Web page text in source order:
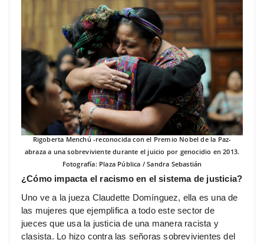
Rigoberta Menchú -reconocida con el Premio Nobel de la Paz-
abraza a una sobreviviente durante el juicio por genocidio en 2013.
Fotografía: Plaza Pública / Sandra Sebastián
¿Cómo impacta el racismo en el sistema de justicia?
Uno ve a la jueza Claudette Domínguez, ella es una de
las mujeres que ejemplifica a todo este sector de
jueces que usa la justicia de una manera racista y
clasista. Lo hizo contra las señoras sobrevivientes del